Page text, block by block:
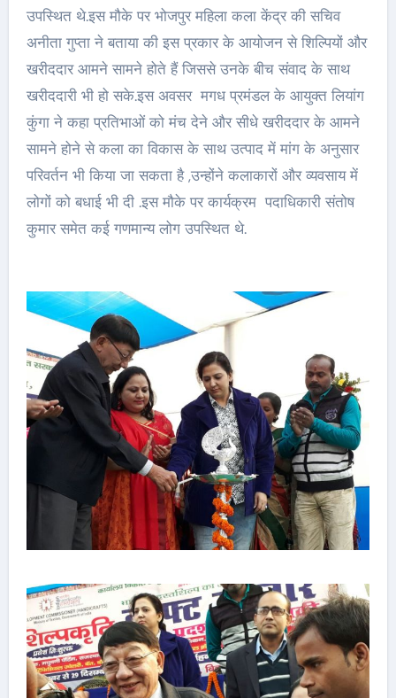
उपस्थित थे.इस मौके पर भोजपुर महिला कला केंद्र की सचिव
अनीता गुप्ता ने बताया की इस प्रकार के आयोजन से शिल्पियों और
खरीददार आमने सामने होते हैं जिससे उनके बीच संवाद के साथ
खरीददारी भी हो सके.इस अवसर मगध प्रमंडल के आयुक्त लियांग
कुंगा ने कहा प्रतिभाओं को मंच देने और सीधे खरीददार के आमने
सामने होने से कला का विकास के साथ उत्पाद में मांग के अनुसार
परिवर्तन भी किया जा सकता है ,उन्होंने कलाकारों और व्यवसाय में
लोगों को बधाई भी दी .इस मौके पर कार्यक्रम पदाधिकारी संतोष
कुमार समेत कई गणमान्य लोग उपस्थित थे.